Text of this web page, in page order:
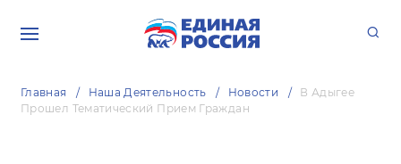
Главная Наша Деятельность Новости
В Адыгее
Прошел Тематический Прием Граждан